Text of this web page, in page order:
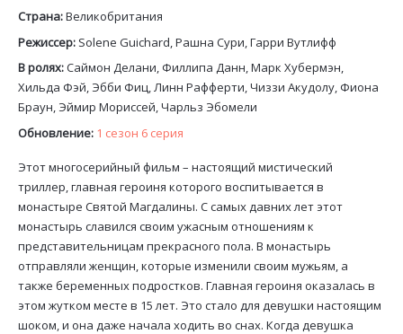
Страна:Великобритания
Режиссер: Solene Guichard, Рашна Сури, Гарри Вутлифф
В ролях:Саймон Делани, Филлипа Данн, Марк Хубермэн,
Хильда Фэй, Эбби Фиц, Линн Рафферти, Чиззи Акудолу, Фиона
Браун, Эймир Мориссей, Чарльз Эбомели
Обновление: 1 сезон 6 серия
Этот многосерийный фильм – настоящий мистический
триллер, главная героиня которого воспитывается в
монастыре Святой Магдалины. С самых давних лет этот
монастырь славился своим ужасным отношениям к
представительницам прекрасного пола. В монастырь
отправляли женщин, которые изменили своим мужьям, а
также беременных подростков. Главная героиня оказалась в
этом жутком месте в 15 лет. Это стало для девушки настоящим
шоком, и она даже начала ходить во снах. Когда девушка